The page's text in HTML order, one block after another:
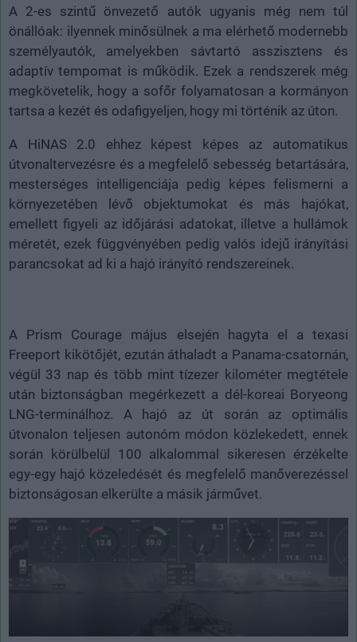
A 2-es szintű önvezető autók ugyanis még nem túl
önállóak: ilyennek minősülnek a ma elérhető modernebb
személyautók, amelyekben sávtartó asszisztens és
adaptív tempomat is működik. Ezek a rendszerek még
megkövetelik, hogy a sofőr folyamatosan a kormányon
tartsa a kezét és odafigyeljen, hogy mi történik az úton.
A HiNAS 2.0 ehhez képest képes az automatikus
útvonaltervezésre és a megfelelő sebesség betartására,
mesterséges intelligenciája pedig képes felismerni a
környezetében lévő objektumokat és más hajókat,
emellett figyeli az időjárási adatokat, illetve a hullámok
méretét, ezek függvényében pedig valós idejű irányítási
parancsokat ad ki a hajó irányító rendszereinek.
A Prism Courage május elsején hagyta el a texasi
Freeport kikötőjét, ezután áthaladt a Panama-csatornán,
végül 33 nap és több mint tízezer kilométer megtétele
után biztonságban megérkezett a dél-koreai Boryeong
LNG-terminálhoz. A hajó az út során az optimális
útvonalon teljesen autonóm módon közlekedett, ennek
során körülbelül 100 alkalommal sikeresen érzékelte
egy-egy hajó közeledését és megfelelő manőverezéssel
biztonságosan elkerülte a másik járművet.